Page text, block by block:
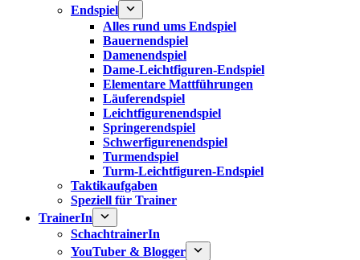
Endspiel
Alles rund ums Endspiel
Bauernendspiel
Damenendspiel
Dame-Leichtfiguren-Endspiel
Elementare Mattführungen
Läuferendspiel
Leichtfigurenendspiel
Springerendspiel
Schwerfigurenendspiel
Turmendspiel
Turm-Leichtfiguren-Endspiel
Taktikaufgaben
Speziell für Trainer
TrainerIn
SchachtrainerIn
YouTuber & Blogger